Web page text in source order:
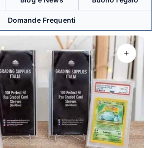
Domande Frequenti